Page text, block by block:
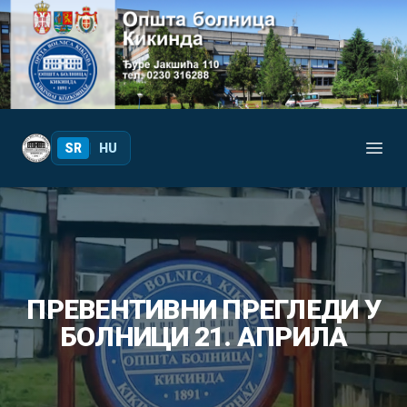
Your Company
SR HU
ПРЕВЕНТИВНИ ПРЕГЛЕДИ У
БОЛНИЦИ 21. АПРИЛА